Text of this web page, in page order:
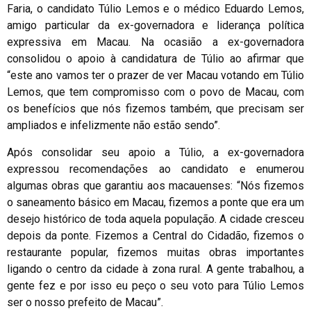
Faria, o candidato Túlio Lemos e o médico Eduardo Lemos,
amigo particular da ex-governadora e liderança política
expressiva em Macau. Na ocasião a ex-governadora
consolidou o apoio à candidatura de Túlio ao afirmar que
“este ano vamos ter o prazer de ver Macau votando em Túlio
Lemos, que tem compromisso com o povo de Macau, com
os benefícios que nós fizemos também, que precisam ser
ampliados e infelizmente não estão sendo”.
Após consolidar seu apoio a Túlio, a ex-governadora
expressou recomendações ao candidato e enumerou
algumas obras que garantiu aos macauenses: “Nós fizemos
o saneamento básico em Macau, fizemos a ponte que era um
desejo histórico de toda aquela população. A cidade cresceu
depois da ponte. Fizemos a Central do Cidadão, fizemos o
restaurante popular, fizemos muitas obras importantes
ligando o centro da cidade à zona rural. A gente trabalhou, a
gente fez e por isso eu peço o seu voto para Túlio Lemos
ser o nosso prefeito de Macau”.